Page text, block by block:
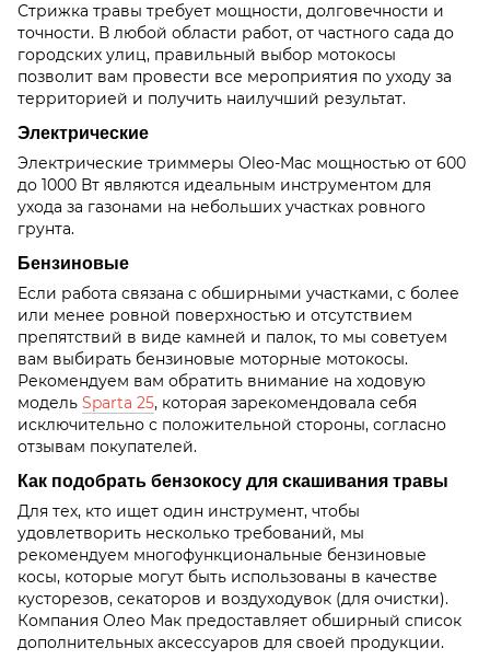
Стрижка травы требует мощности, долговечности и
точности. В любой области работ, от частного сада до
городских улиц, правильный выбор мотокосы
позволит вам провести все мероприятия по уходу за
территорией и получить наилучший результат.
Электрические
Электрические триммеры Oleo-Mac мощностью от 600
до 1000 Вт являются идеальным инструментом для
ухода за газонами на небольших участках ровного
грунта.
Бензиновые
Если работа связана с обширными участками, с более
или менее ровной поверхностью и отсутствием
препятствий в виде камней и палок, то мы советуем
вам выбирать бензиновые моторные мотокосы.
Рекомендуем вам обратить внимание на ходовую
модель Sparta 25, которая зарекомендовала себя
исключительно с положительной стороны, согласно
отзывам покупателей.
Как подобрать бензокосу для скашивания травы
Для тех, кто ищет один инструмент, чтобы
удовлетворить несколько требований, мы
рекомендуем многофункциональные бензиновые
косы, которые могут быть использованы в качестве
кусторезов, секаторов и воздуходувок (для очистки).
Компания Олео Мак предоставляет обширный список
дополнительных аксессуаров для своей продукции.